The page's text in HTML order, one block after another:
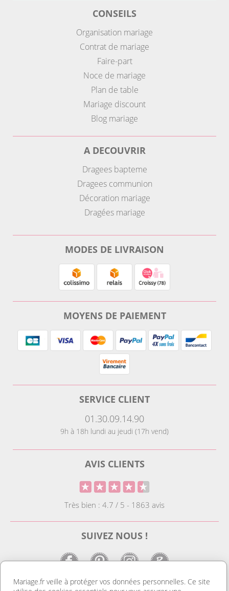
CONSEILS
Organisation mariage
Contrat de mariage
Faire-part
Noce de mariage
Plan de table
Mariage discount
Blog mariage
A DECOUVRIR
Dragees bapteme
Dragees communion
Décoration mariage
Dragées mariage
MODES DE LIVRAISON
MOYENS DE PAIEMENT
SERVICE CLIENT
01.30.09.14.90
9h à 18h lundi au jeudi (17h vend)
AVIS CLIENTS
Très bien : 4.7 / 5 - 1863 avis
SUIVEZ NOUS !
Mariage.fr veille à protéger vos données personnelles. Ce site